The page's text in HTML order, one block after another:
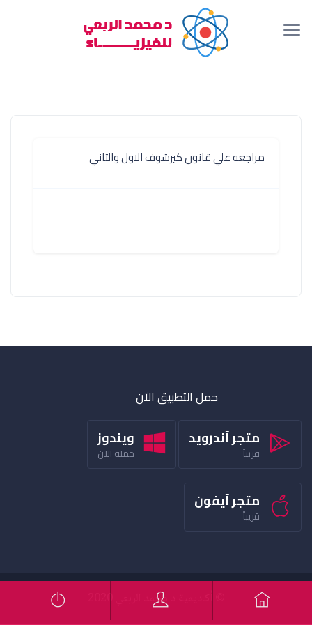
مراجعه علي قانون كيرشوف الاول والثاني
حمل التطبيق الآن
متجر آندرويد
قريباً
ويندوز
حمله الآن
متجر آيفون
قريباً
© أكاديمية د محمد الربعي 2020